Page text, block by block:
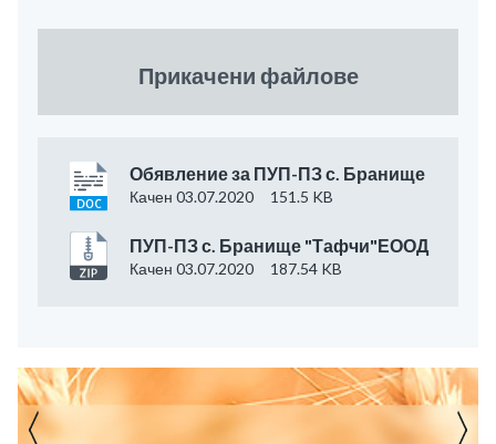
Прикачени файлове
Обявление за ПУП-ПЗ с. Бранище
Качен 03.07.2020 151.5 KB
ПУП-ПЗ с. Бранище "Тафчи"ЕООД
Качен 03.07.2020 187.54 KB